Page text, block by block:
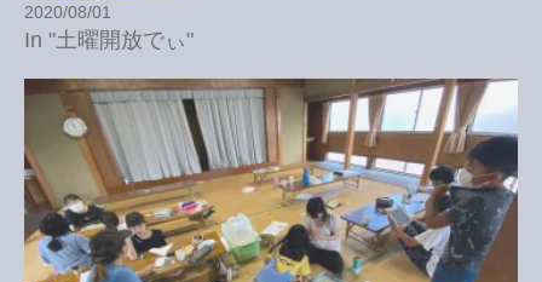
2020/08/01
In "土曜開放でぃ"